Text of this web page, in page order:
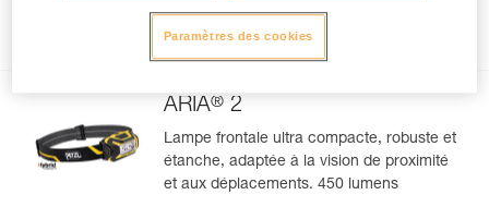
Gérer et inspecter facilement votre EPI
Ajoutez un produit Petzl en scannant simplement son
s'afficheront automatiquement.
Importez et exportez facilement vos données EPI
existantes.
Voir l'historique d'un produit à partir de sa date de
rechargeable, robuste et étanche,
adaptée à la vision de proximité et aux
déplacements. 625 lumens
ARIA® 2
Lampe frontale ultra compacte, robuste et
étanche, adaptée à la vision de proximité
et aux déplacements. 450 lumens
Paramètres des cookies